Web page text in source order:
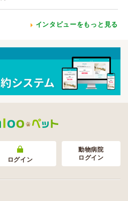
インタビューをもっと見る
ログイン
動物病院
ログイン